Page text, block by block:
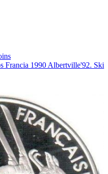
Francia 1990 Albertville'92. Ski